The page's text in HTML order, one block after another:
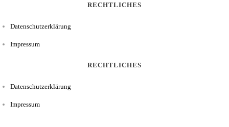
RECHTLICHES
Datenschutzerklärung
Impressum
RECHTLICHES
Datenschutzerklärung
Impressum